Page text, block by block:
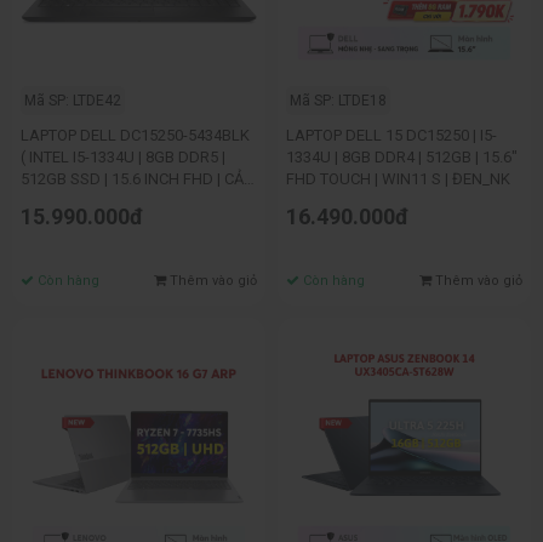
Mã SP: LTDE42
LAPTOP DELL DC15250-5434BLK
( INTEL I5-1334U | 8GB DDR5 |
512GB SSD | 15.6 INCH FHD | CẢM
CARBON BLACK
15.990.000đ
Còn hàng Thêm vào giỏ
Mã SP: LTDE18
LAPTOP DELL 15 DC15250 | I5-
1334U | 8GB DDR4 | 512GB | 15.6"
FHD TOUCH | WIN11 S | ĐEN_NK
16.490.000đ
Còn hàng Thêm vào giỏ